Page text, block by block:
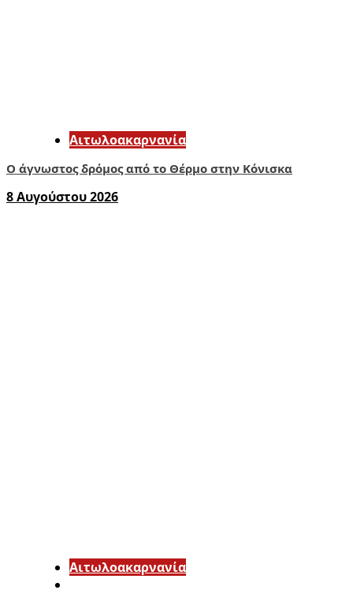
Αιτωλοακαρνανία
Ο άγνωστος δρόμος από το Θέρμο στην Κόνισκα
8 Αυγούστου 2026
Αιτωλοακαρνανία